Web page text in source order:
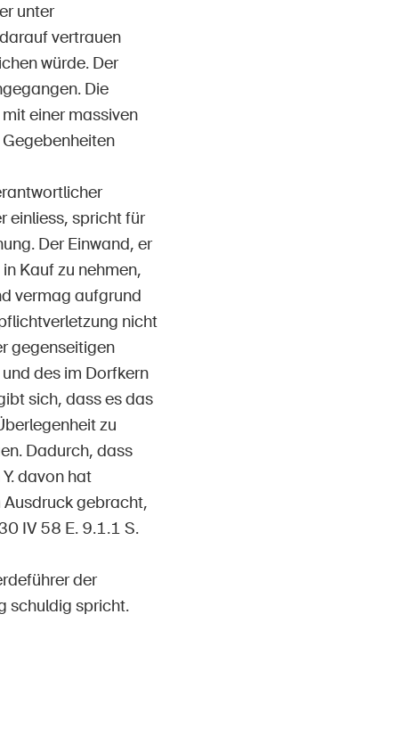
unter
vertrauen
würde. Der
Die
einer massiven
einliess, spricht für
Der Einwand, er
Kauf zu nehmen,
vermag aufgrund
nicht
gegenseitigen
des im Dorfkern
sich, dass es das
zu
Dadurch, dass
davon hat
gebracht,
IV 58 E. 9.1.1 S.
der
schuldig spricht.